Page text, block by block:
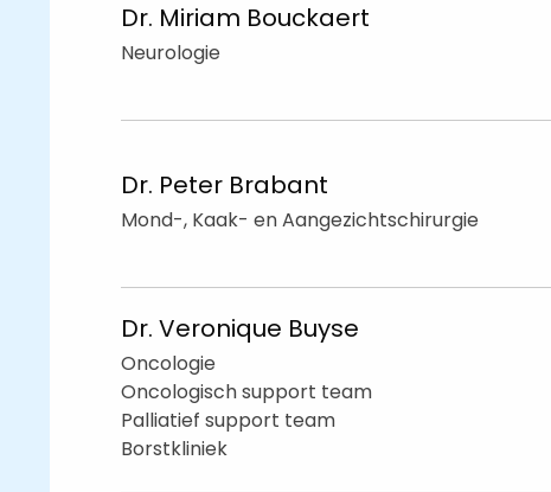
Dr. Miriam Bouckaert
Neurologie
Dr. Peter Brabant
Mond-, Kaak- en Aangezichtschirurgie
Dr. Veronique Buyse
Oncologie
Oncologisch support team
Palliatief support team
Borstkliniek